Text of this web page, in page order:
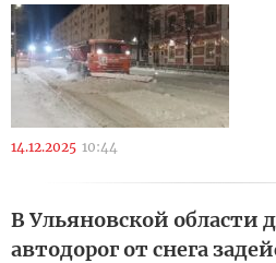
14.12.2025 10:44
В Ульяновской области
автодорог от снега